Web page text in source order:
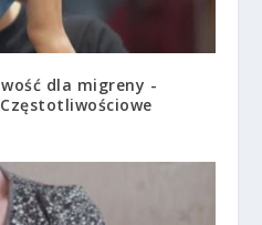
dla migreny -